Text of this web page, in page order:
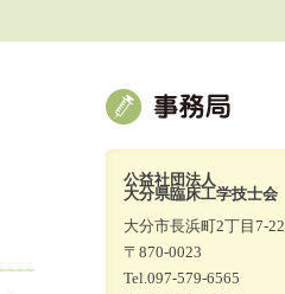
公益社団法人
大分県臨床工学技士会
大分市長浜町2丁目7-22
〒870-0023
Tel.097-579-6565